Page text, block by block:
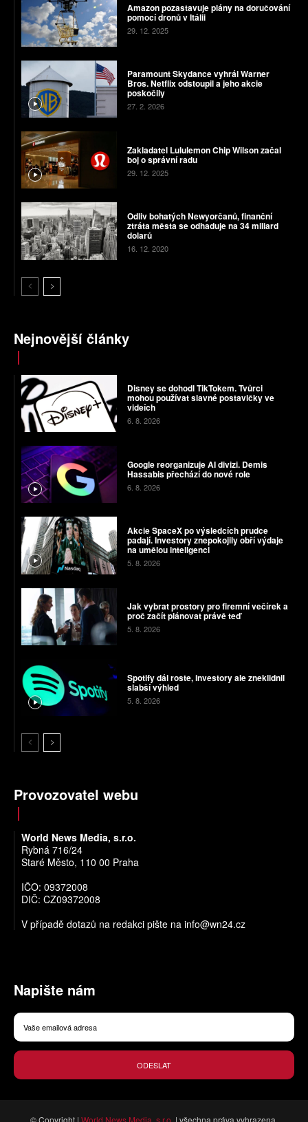
Amazon pozastavuje plány na doručování
pomocí dronů v Itálii
29. 12. 2025
Paramount Skydance vyhrál Warner
Bros. Netflix odstoupil a jeho akcie
poskočily
27. 2. 2026
Zakladatel Lululemon Chip Wilson začal
boj o správní radu
29. 12. 2025
Odliv bohatých Newyorčanů, finanční
ztráta města se odhaduje na 34 miliard
dolarů
16. 12. 2020
Nejnovější články
Disney se dohodl TikTokem. Tvůrci
mohou používat slavné postavičky ve
videích
6. 8. 2026
Google reorganizuje AI divizi. Demis
Hassabis přechází do nové role
6. 8. 2026
Akcie SpaceX po výsledcích prudce
padají. Investory znepokojily obří výdaje
na umělou inteligenci
5. 8. 2026
Jak vybrat prostory pro firemní večírek a
proč začít plánovat právě teď
5. 8. 2026
Spotify dál roste, investory ale zneklidnil
slabší výhled
5. 8. 2026
Provozovatel webu
World News Media, s.r.o.
Rybná 716/24
Staré Město, 110 00 Praha
IČO: 09372008
DIČ: CZ09372008
V případě dotazů na redakci pište na info@wn24.cz
Napište nám
ODESLAT